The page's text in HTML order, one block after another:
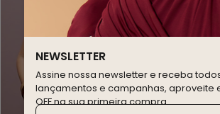
NEWSLETTER
Assine nossa newsletter e receba
lançamentos e campanhas, aproveite
OFF na sua primeira compra.